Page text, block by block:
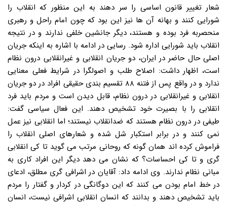
شعار تغییر قانون اساسی را سر دهند به این منظور که انقلاب را
شورایی کنند و بهانه آن ها نیز این بود که چون امام راحل و رهبری
منحصربه فرد بوده و هستند، دیگر جانشین خلفی ندارند و در نتیجه
انقلاب باید شورایی اداره شود. رسایی در ادامه با اشاره به اینکه جریان
اصلی حال حاضر در ایران، دو جریان انقلابی و غیرانقلابی درون نظام
است، اظهار داشت: اصلاح طلب و اصولگرا در شرایط فعلی معنایی
ندارد و در واقع پس از فتنه ۸۸ تقسیم بندی حقیقی افراد در دو جریان
انقلابی و غیرانقلابی در درون نظام، قابل دیدن است و مردم باید فرد
انقلابی را با بصیرت خود تشخیص دهند. این فعال سیاسی گفت:
طیفی در درون نظام هستند که ضدانقلاب نیستند؛ اما انقلابی نیز عمل
نمی کنند و در برابر استکبار شل شده و شعارهای اصلی انقلاب را
فراموش کرده اند همان گونه که روحانی مرتب می گوید تا کی انقلابی
گری و تا کی احساسات؟ که نشان می دهد دیگر این افراد کاری به
مبانی نظام ندارند. وی ادامه داد: آقایان در اشرافی گری مطلق، ادعای
در خط امام بودن می کنند که این دوگانگی در کردار و گفتار را مردم
باید تشخیص دهند و بدانند که انسان انقلابی اشرافی نیست، انسان